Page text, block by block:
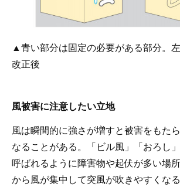
▲青い部分は固定の必要がある部分。
改正後
風被害に注意したい立地
風は瞬間的に強さが増すと被害をもた
なることがある。「ビル風」「おろし
呼ばれるように障害物や起伏が多い場
から風が集中して突風が吹きやすくな